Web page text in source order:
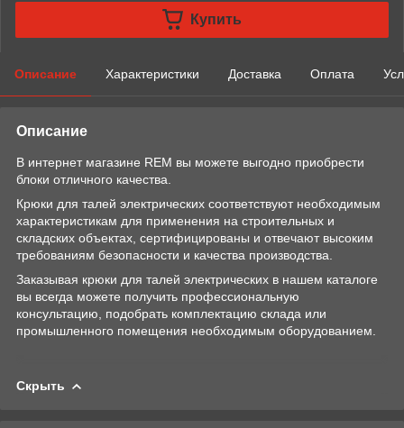
Купить
Описание Характеристики Доставка Оплата
Описание
В интернет магазине REM вы можете выгодно приобрести
блоки отличного качества.
Крюки для талей электрических соответствуют необходимым
характеристикам для применения на строительных и
складских объектах, сертифицированы и отвечают высоким
требованиям безопасности и качества производства.
Заказывая крюки для талей электрических в нашем каталоге
вы всегда можете получить профессиональную
консультацию, подобрать комплектацию склада или
промышленного помещения необходимым оборудованием.
Скрыть